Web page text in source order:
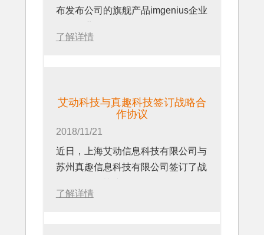
布发布公司的旗舰产品imgenius企业
了解详情
艾动科技与真趣科技签订战略合
作协议
2018/11/21
近日，上海艾动信息科技有限公司与
苏州真趣信息科技有限公司签订了战
了解详情